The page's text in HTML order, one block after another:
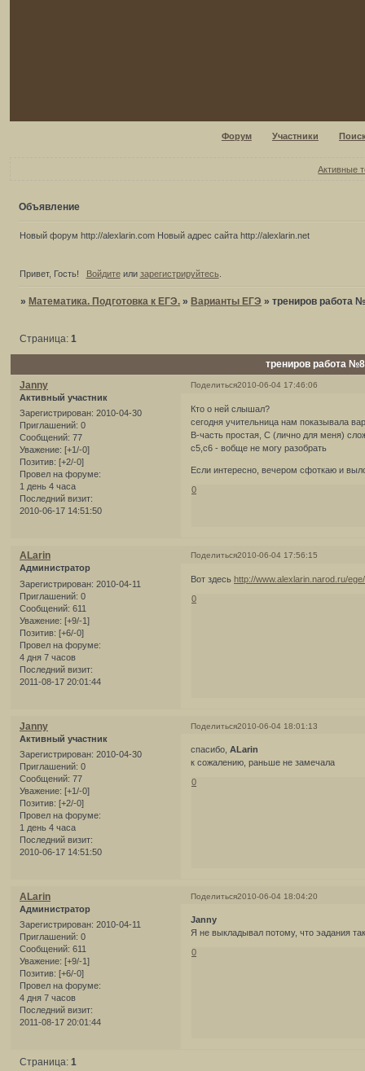
Форум Участники
Активные
Объявление
Новый форум http://alexlarin.com Новый адрес сайта http://alexlarin.net
Привет, Гость! Войдитеили зарегистрируйтесь.
»Математика. Подготовка к ЕГЭ. »Варианты ЕГЭ »трениров работа
трениров работа
Страница: 1
Поделиться2010-06-04 17:46:06
Janny
Активный участник
Зарегистрирован: 2010-04-30
Приглашений: 0
Сообщений: 77
Уважение: [+1/-0]
Позитив: [+2/-0]
Провел на форуме:
1 день 4 часа
Последний визит:
2010-06-17 14:51:50
Кто о ней слышал?
сегодня учительница нам показывала
В-часть простая, С (лично для меня)
с5,с6 - вобще не могу разобрать
Если интересно, вечером сфоткаю и
0
Поделиться2010-06-04 17:56:15
ALarin
Администратор
Зарегистрирован: 2010-04-11
Приглашений: 0
Сообщений: 611
Уважение: [+9/-1]
Позитив: [+6/-0]
Провел на форуме:
4 дня 7 часов
Последний визит:
2011-08-17 20:01:44
Вот здесьhttp://www.alexlarin.narod.ru/
0
Поделиться2010-06-04 18:01:13
Janny
Активный участник
Зарегистрирован: 2010-04-30
Приглашений: 0
Сообщений: 77
Уважение: [+1/-0]
Позитив: [+2/-0]
Провел на форуме:
1 день 4 часа
Последний визит:
2010-06-17 14:51:50
спасибо, ALarin
к сожалению, раньше не замечала
0
Поделиться2010-06-04 18:04:20
ALarin
Администратор
Зарегистрирован: 2010-04-11
Приглашений: 0
Сообщений: 611
Уважение: [+9/-1]
Позитив: [+6/-0]
Провел на форуме:
4 дня 7 часов
Последний визит:
2011-08-17 20:01:44
Janny
Я не выкладывал потому, что эадания
0
Страница:1